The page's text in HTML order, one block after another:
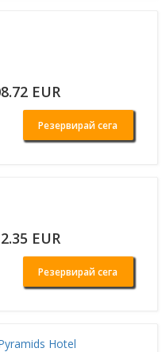
EUR
Резервирай сега
EUR
Резервирай сега
Hotel